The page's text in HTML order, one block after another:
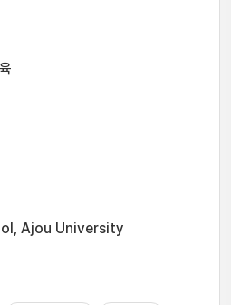
Ajou University